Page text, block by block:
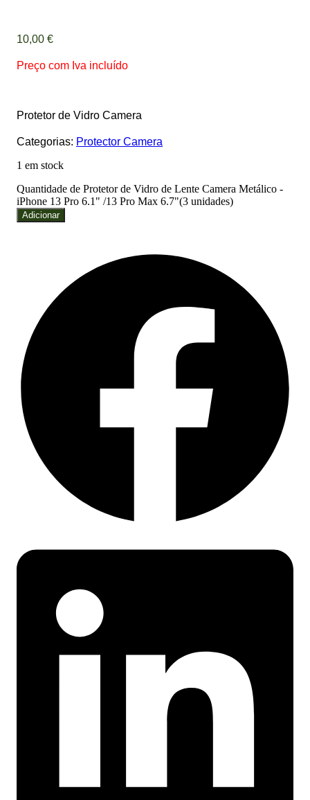
10,00 €
Preço com Iva incluído
Protetor de Vidro Camera
Categorias: Protector Camera
1 em stock
Quantidade de Protetor de Vidro de Lente Camera Metálico -
iPhone 13 Pro 6.1" /13 Pro Max 6.7"(3 unidades)
Adicionar